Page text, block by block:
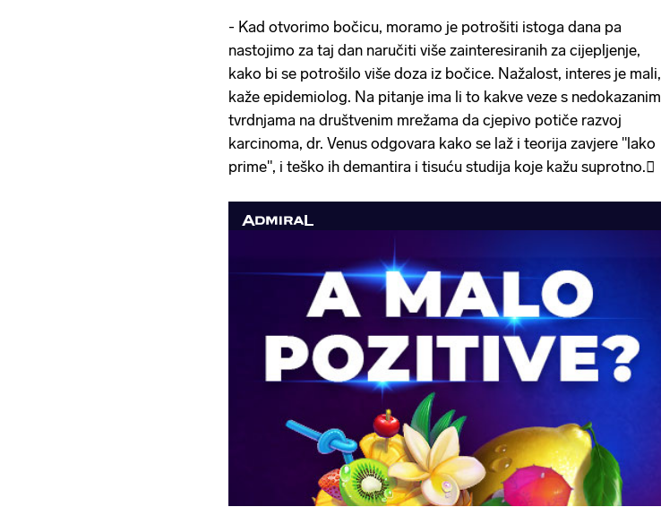
- Kad otvorimo bočicu, moramo je potrošiti istoga dana pa
nastojimo za taj dan naručiti više zainteresiranih za cijepljenje,
kako bi se potrošilo više doza iz bočice. Nažalost, interes je mali,
kaže epidemiolog. Na pitanje ima li to kakve veze s nedokazanim
tvrdnjama na društvenim mrežama da cjepivo potiče razvoj
karcinoma, dr. Venus odgovara kako se laž i teorija zavjere "lako
prime", i teško ih demantira i tisuću studija koje kažu suprotno.